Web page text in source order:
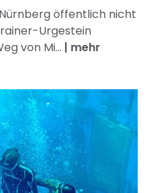
Nürnberg öffentlich nicht
Urgestein
von Mi... | mehr